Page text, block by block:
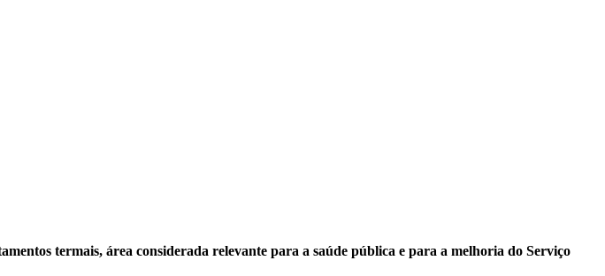
termais, área considerada relevante para a saúde pública e para a melhoria do Serviço